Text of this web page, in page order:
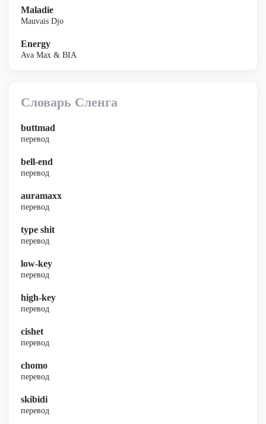
Maladie
Mauvais Djo
Energy
Ava Max & BIA
Словарь Сленга
buttmad
перевод
bell-end
перевод
auramaxx
перевод
type shit
перевод
low-key
перевод
high-key
перевод
cishet
перевод
chomo
перевод
skibidi
перевод